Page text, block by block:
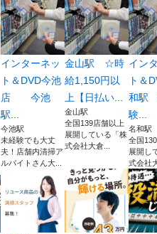
インターネッ
ト＆DVD今池
店 今池
駅...
今池駅
未経験でも大丈
夫！店舗内清掃ア
ルバイトさん大...
金山駅 ☆時
給1,150円以
上【日払い...
金山駅
全国139店舗以上
展開している「株
式会社大倉...
イン
ト＆
和駅
験...
名和駅
全国
展開し
式会社